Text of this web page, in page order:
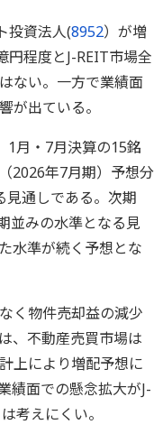
投資法人(8952）が増
円程度とJ-REIT市場全
ない。一方で業績面
が出ている。
1月・7月決算の15銘
2026年7月期）予想分
見通しである。次期
並みの水準となる見
水準が続く予想とな
く物件売却益の減少
、不動産売買市場は
上により増配予想に
績面での懸念拡大がJ-
考えにくい。